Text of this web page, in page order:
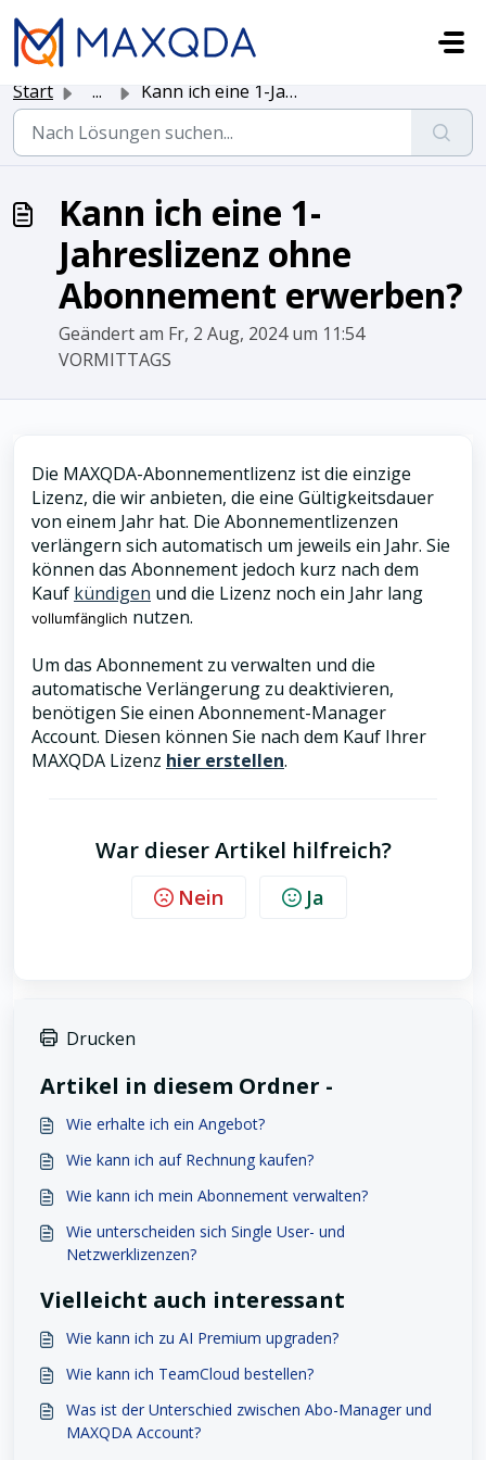
Zum hauptsächlichen Inhalt gehen
Start ... Kann ich eine 1-Jahreslizenz ohne Abonnement erwerben?
Kann ich eine 1-
Jahreslizenz ohne
Abonnement erwerben?
Geändert am Fr, 2 Aug, 2024 um 11:54
VORMITTAGS
Die MAXQDA-Abonnementlizenz ist die einzige
Lizenz, die wir anbieten, die eine Gültigkeitsdauer
von einem Jahr hat. Die Abonnementlizenzen
verlängern sich automatisch um jeweils ein Jahr. Sie
können das Abonnement jedoch kurz nach dem
Kauf kündigen und die Lizenz noch ein Jahr lang
vollumfänglich nutzen.
Um das Abonnement zu verwalten und die
automatische Verlängerung zu deaktivieren,
benötigen Sie einen Abonnement-Manager
Account. Diesen können Sie nach dem Kauf Ihrer
MAXQDA Lizenz hier erstellen.
War dieser Artikel hilfreich?
Nein Ja
Drucken
Artikel in diesem Ordner -
Wie erhalte ich ein Angebot?
Wie kann ich auf Rechnung kaufen?
Wie kann ich mein Abonnement verwalten?
Wie unterscheiden sich Single User- und
Netzwerklizenzen?
Vielleicht auch interessant
Wie kann ich zu AI Premium upgraden?
Wie kann ich TeamCloud bestellen?
Was ist der Unterschied zwischen Abo-Manager und
MAXQDA Account?